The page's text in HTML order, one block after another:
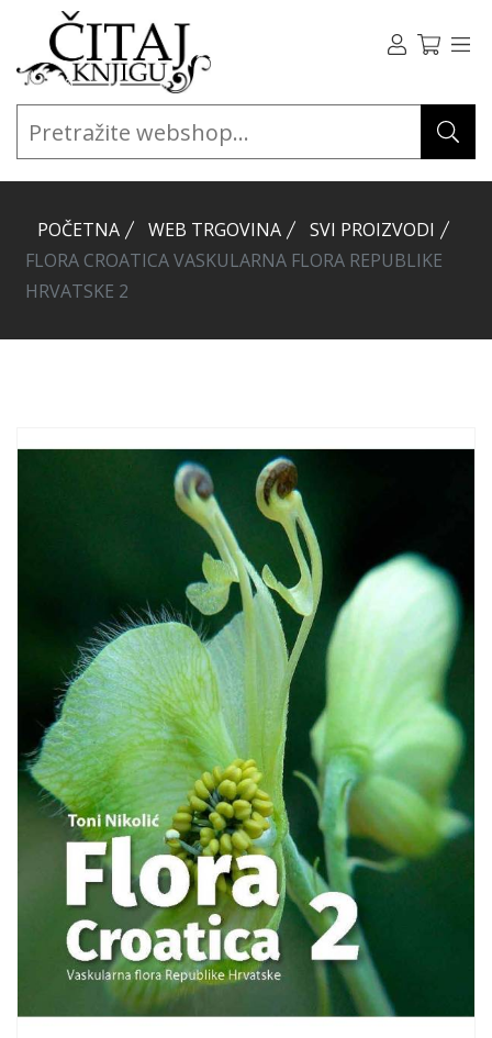
POČETNA WEB TRGOVINA
SVI PROIZVODI
FLORA CROATICA VASKULARNA FLORA REPUBLIKE
HRVATSKE 2